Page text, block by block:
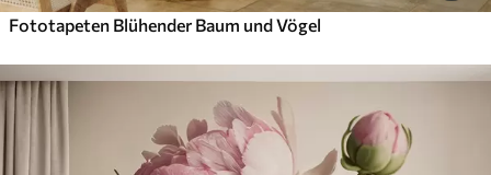
Fototapeten Blühender Baum und Vögel